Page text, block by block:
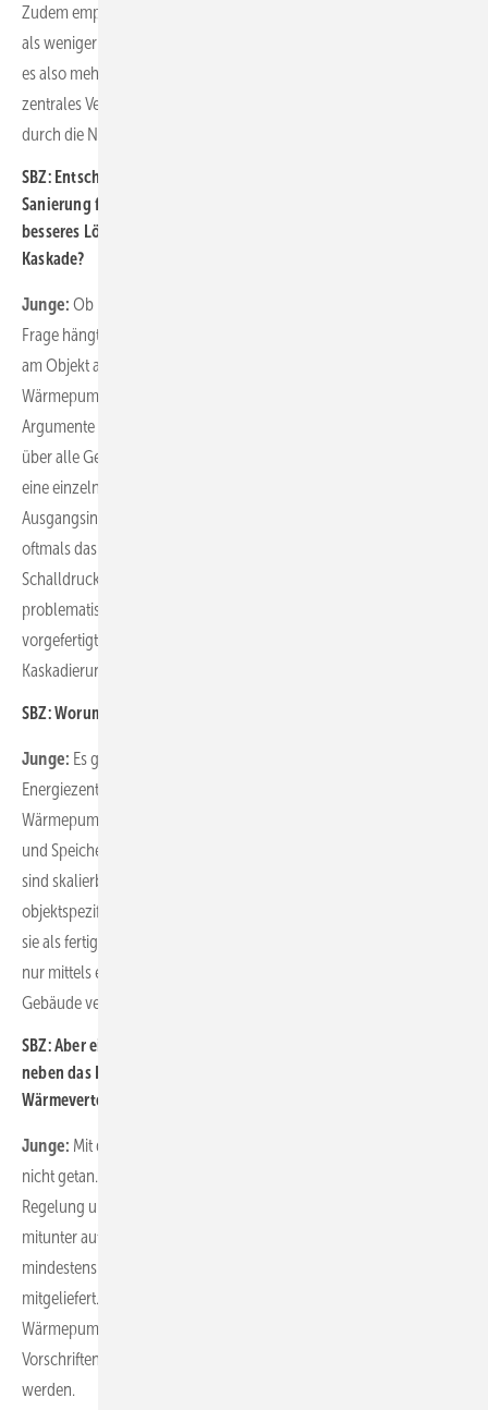
Zudem empfinden viele Nutzer in der Heizsaison eine Luftheizung
als weniger komfortabel als eine Wasserheizung. Insgesamt könnte
es also mehr Sinn und sogar weniger Aufwand machen, ein
zentrales Versorgungssystem aufzubauen – beispielsweise auch
durch die Nutzung der dann nicht mehr benötigten Kamine.
SBZ: Entscheidet sich die Wohnungsbaugesellschaft in der
Sanierung für eine Wärmepumpe – was ist aus Ihrer Sicht ein
besseres Lösungskonzept, ein großes Einzelgerät oder eine
Kaskade?
Junge:Ob Einzelgerät oder Kaskade: Die Beantwortung dieser
Frage hängt oftmals nicht von den individuellen Voraussetzungen
am Objekt ab, sondern von den persönlichen Vorlieben.
Wärmepumpenkaskaden haben natürlich immer die gängigen
Argumente wie Ausfallsicherheit, gleichmäßig effizienter Betrieb
über alle Geräte hinweg etc. auf ihrer Seite. Währenddessen wird
eine einzelne Großwärmepumpe eventuell von der
Ausgangsinvestition etwas günstiger sein können. Dafür geht mit ihr
oftmals das Problem eines vergleichsweise höheren
Schalldruckpegels einher, der gerade in der Wohnungswirtschaft
problematisch ist. Mit neuen Energy Units stehen aktuell aber auch
vorgefertigte Wärmestationen zur Verfügung, die die Flexibilität der
Kaskadierung nutzen.
SBZ: Worum handelt es sich bei den Energy Units genau?
Junge: Es geht hier um schlüsselfertige, modulare
Energiezentralen, die nicht nur die jeweils benötigten
Wärmepumpen, sondern auch die komplette Hydraulik, Regelung
und Speichertechnik beinhalten. Diese Units werden seriell gefertigt,
sind skalierbar und können auch von der Ausstattung her an die
objektspezifischen Bedürfnisse angepasst werden. Zudem werden
sie als fertige Einheit neben das Gebäude gestellt und müssen dann
nur mittels einer Fernwärmeleitung mit dem Wärmeverteilsystem im
Gebäude verbunden werden.
SBZ: Aber eine Großwärmepumpe kann doch ebenfalls einfach
neben das Haus gestellt werden und muss dann mit dem
Wärmeverteilsystem verbunden werden?
Junge: Mit der Aufstellung einer Großwärmepumpe ist die Arbeit ja
nicht getan. Parallel muss die Systemperipherie (Hydraulik,
Regelung und Speicher) im Gebäude untergebracht werden. Das ist
mitunter aufwendiger, kostenintensiver und beansprucht zusätzlich
mindestens einen Kellerraum. Dieses wird bei einer Unit gleich
mitgeliefert. Eine Energy Unit kann – soweit sie ausschließlich
Wärmepumpen enthält – unter Beachtung der gängigen
Vorschriften in der Regel genehmigungsfrei und flexibel platziert
werden.